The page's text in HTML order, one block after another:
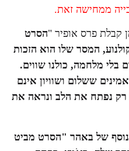
ממחישה זאת.
קבלת פרס אופיר "הסרט
המסר שלו הוא הזכות
בלי מלחמה, כולנו שווים.
ששלום ושוויון אינם
רק נפתח את הלב ונראה את
של באהר "הסרט מביט